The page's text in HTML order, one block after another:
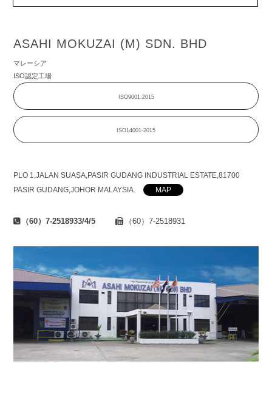
ASAHI MOKUZAI (M) SDN. BHD
マレーシア
ISO認定工場
ISO9001:2015
ISO14001-2015
PLO 1,JALAN SUASA,PASIR GUDANG INDUSTRIAL ESTATE,81700
PASIR GUDANG,JOHOR MALAYSIA.
MAP
（60）7-2518933/4/5 （60）7-2518931